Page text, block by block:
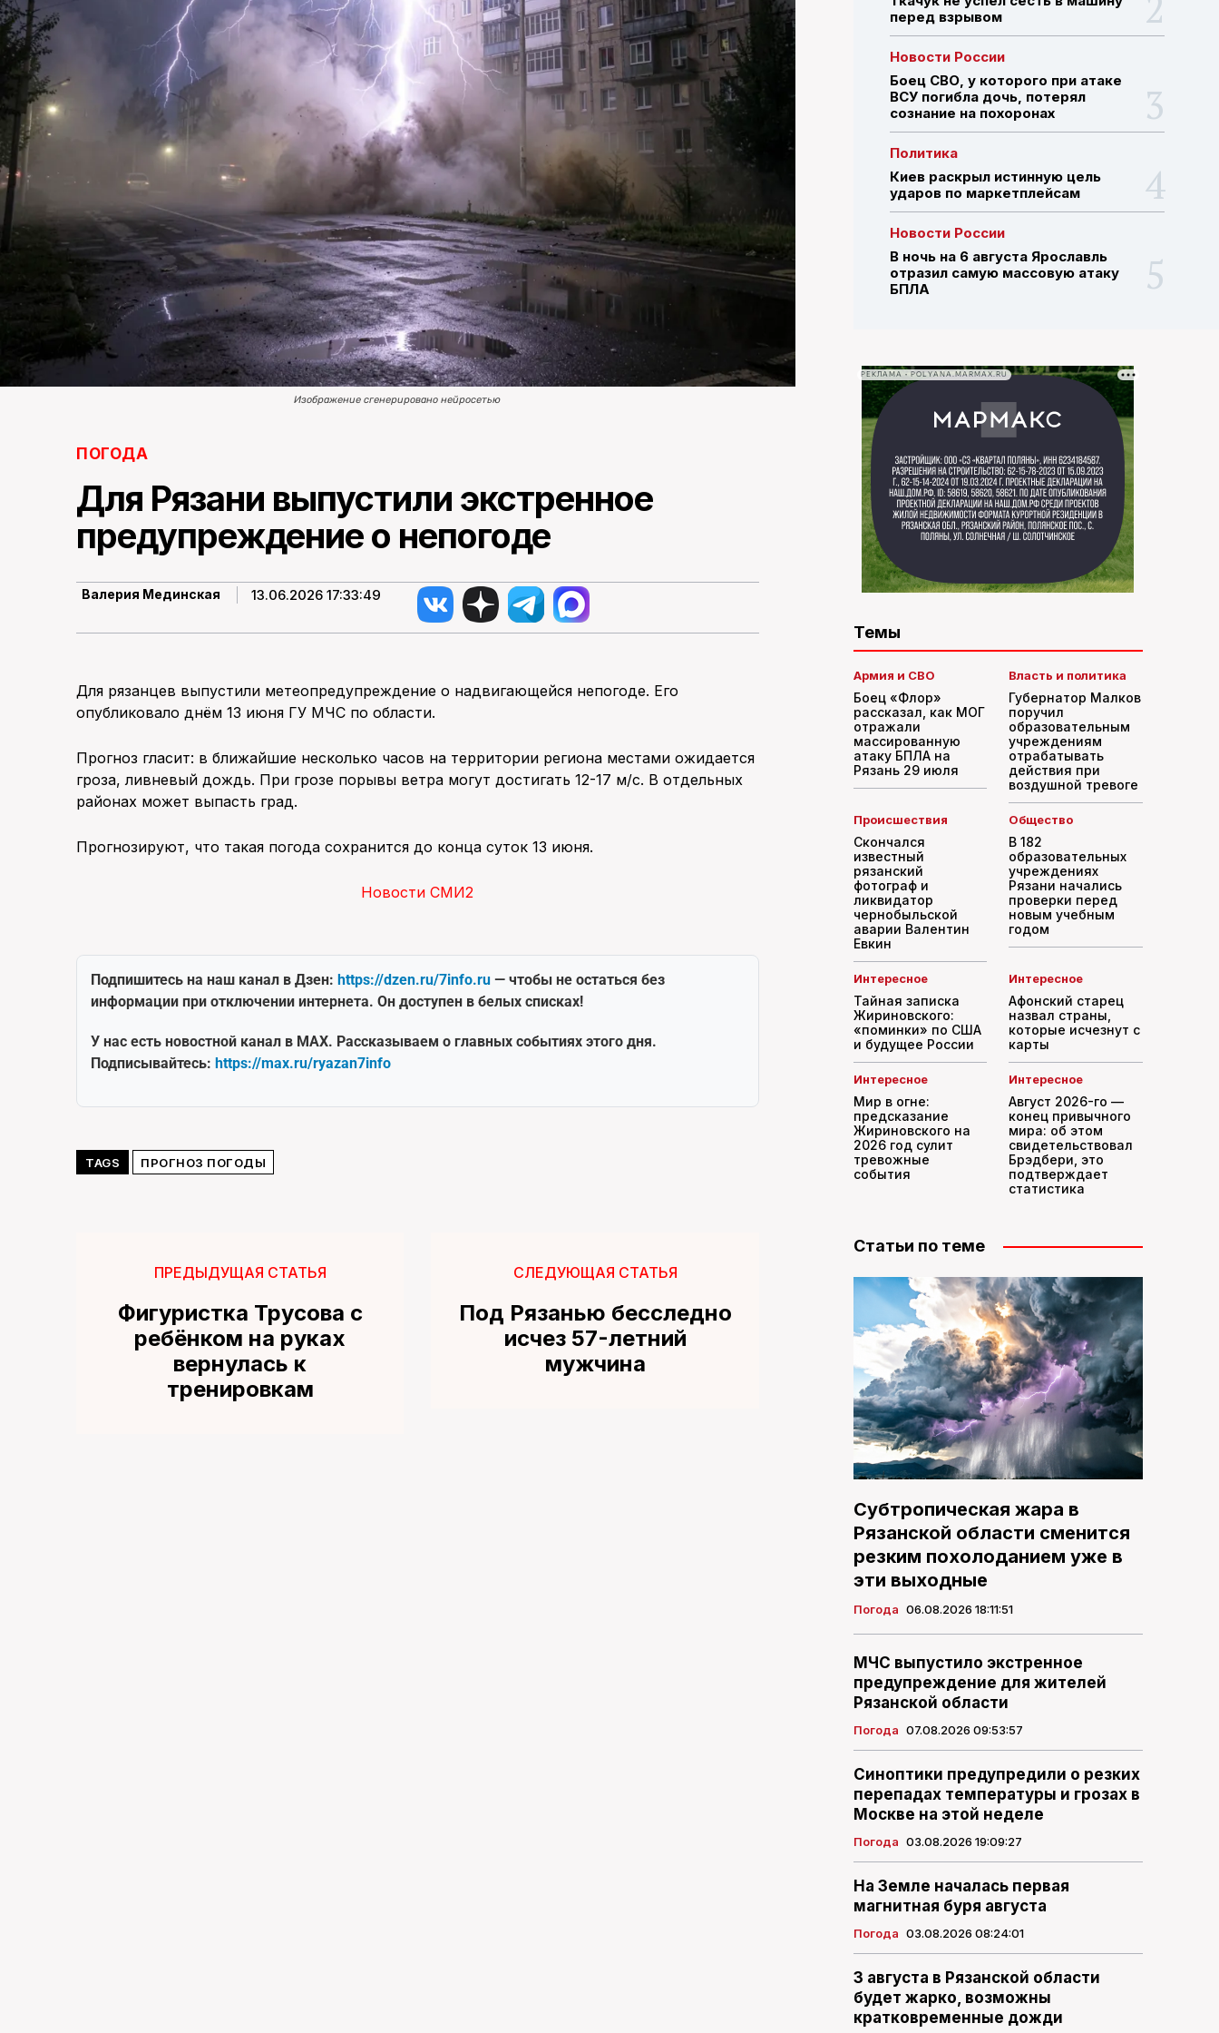
ПОИСК ПО САЙТУ
Изображение сгенерировано нейросетью
ПОГОДА
Для Рязани выпустили экстренное
предупреждение о непогоде
Валерия Мединская 13.06.2026 17:33:49
Для рязанцев выпустили метеопредупреждение о надвигающейся непогоде. Его
опубликовало днём 13 июня ГУ МЧС по области.
Прогноз гласит: в ближайшие несколько часов на территории региона местами ожидается
гроза, ливневый дождь. При грозе порывы ветра могут достигать 12-17 м/с. В отдельных
районах может выпасть град.
Прогнозируют, что такая погода сохранится до конца суток 13 июня.
Новости СМИ2
Подпишитесь на наш канал в Дзен: https://dzen.ru/7info.ru — чтобы не остаться без
информации при отключении интернета. Он доступен в белых списках!
У нас есть новостной канал в MAX. Рассказываем о главных событиях этого дня.
Подписывайтесь: https://max.ru/ryazan7info
TAGS ПРОГНОЗ ПОГОДЫ
ПРЕДЫДУЩАЯ СТАТЬЯ
Фигуристка Трусова с
ребёнком на руках
вернулась к
тренировкам
СЛЕДУЮЩАЯ СТАТЬЯ
Под Рязанью бесследно
исчез 57-летний
мужчина
перед взрывом
Новости России
Боец СВО, у которого при атаке
ВСУ погибла дочь, потерял
сознание на похоронах
Политика
Киев раскрыл истинную цель
ударов по маркетплейсам
Новости России
В ночь на 6 августа Ярославль
отразил самую массовую атаку
БПЛА
РЕКЛАМА • POLYANA.MARMAX.RU
Темы
Армия и СВО
Боец «Флор»
рассказал, как МОГ
отражали
массированную
атаку БПЛА на
Рязань 29 июля
Власть и политика
Губернатор Малков
поручил
образовательным
учреждениям
отрабатывать
действия при
воздушной тревоге
Происшествия
Скончался
известный
рязанский
фотограф и
ликвидатор
чернобыльской
аварии Валентин
Евкин
Общество
В 182
образовательных
учреждениях
Рязани начались
проверки перед
новым учебным
годом
Интересное
Тайная записка
Жириновского:
«поминки» по США
и будущее России
Интересное
Афонский старец
назвал страны,
которые исчезнут с
карты
Интересное
Мир в огне:
предсказание
Жириновского на
2026 год сулит
тревожные
события
Интересное
Август 2026-го —
конец привычного
мира: об этом
свидетельствовал
Брэдбери, это
подтверждает
статистика
Статьи по теме
Субтропическая жара в
Рязанской области сменится
резким похолоданием уже в
эти выходные
Погода 06.08.2026 18:11:51
МЧС выпустило экстренное
предупреждение для жителей
Рязанской области
Погода 07.08.2026 09:53:57
Синоптики предупредили о резких
перепадах температуры и грозах в
Москве на этой неделе
Погода 03.08.2026 19:09:27
На Земле началась первая
магнитная буря августа
Погода 03.08.2026 08:24:01
3 августа в Рязанской области
будет жарко, возможны
кратковременные дожди